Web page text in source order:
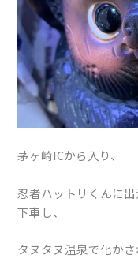
茅ヶ崎ICから入り、
忍者ハットリくんに
下車し、
タヌタヌ温泉で化かさ